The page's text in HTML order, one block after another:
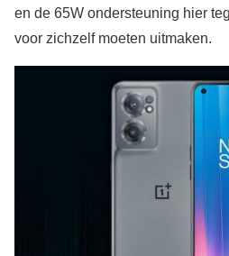
en de 65W ondersteuning hier
voor zichzelf moeten uitmaken.